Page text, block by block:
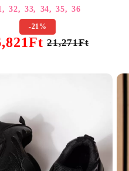
32, 33, 34, 35, 36
-21%
21,271Ft